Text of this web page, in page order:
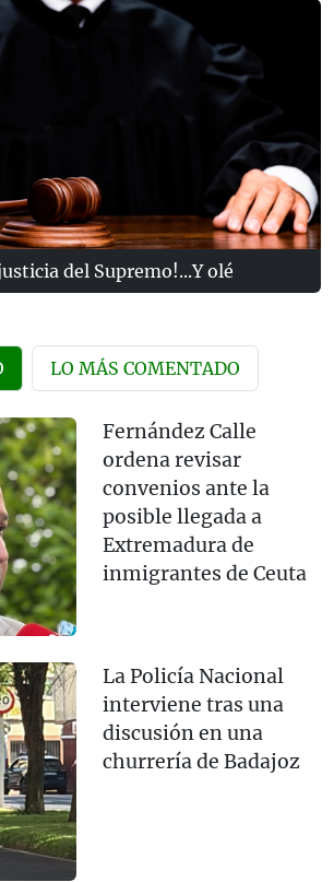
del Supremo!...Y olé
LO MÁS COMENTADO
Fernández Calle
ordena revisar
convenios ante la
posible llegada a
Extremadura de
inmigrantes de Ceuta
La Policía Nacional
interviene tras una
discusión en una
churrería de Badajoz